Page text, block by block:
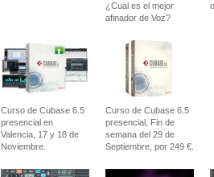
¿Cual es el mejor
afinador de Voz?
Curso de Cubase 6.5
presencial en
Valencia, 17 y 18 de
Noviembre.
Curso de Cubase 6.5
presencial, Fin de
semana del 29 de
Septiembre, por 249 €.